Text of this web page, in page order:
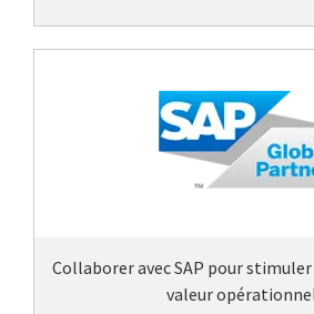
Collaborer avec SAP pour
valeur